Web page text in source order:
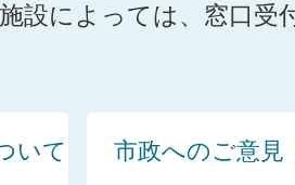
設によっては、窓口受
いて 市政へのご意見